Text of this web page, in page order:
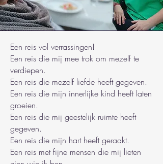
Een reis vol verrassingen!
Een reis die mij mee trok om mezelf te
verdiepen.
Een reis die mezelf liefde heeft gegeven.
Een reis die mijn innerlijke kind heeft laten
groeien.
Een reis die mij geestelijk ruimte heeft
gegeven.
Een reis die mijn hart heeft geraakt.
Een reis met fijne mensen die mij lieten